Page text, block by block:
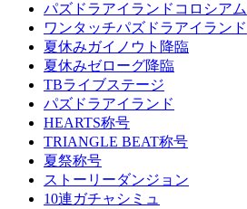
パズドラアイランドコロシアム
ワンタッチパズドラアイランド
夏休みガイノウト降臨
夏休みゼローグ降臨
TBライブステージ
パズドラアイランド
HEARTS称号
TRIANGLE BEAT称号
夏祭称号
ストーリーダンジョン
10連ガチャシミュ